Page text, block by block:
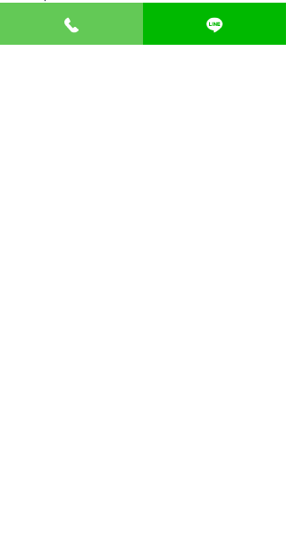
ติดต่อ สำนักงานสาธารณสุข
การนำเข้าเครื่องมือแพทย์